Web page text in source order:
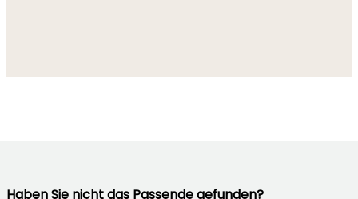
Haben Sie nicht das Passende gefunden?